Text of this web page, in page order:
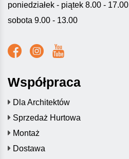
poniedziałek - piątek 8.00 - 17.00
sobota 9.00 - 13.00
Współpraca
Dla Architektów
Sprzedaż Hurtowa
Montaż
Dostawa